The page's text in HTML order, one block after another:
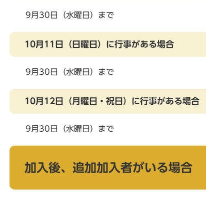
9月30日（水曜日）まで
10月11日（日曜日）に行事がある場合
9月30日（水曜日）まで
10月12日（月曜日・祝日）に行事がある場合
9月30日（水曜日）まで
加入後、追加加入者がいる場合